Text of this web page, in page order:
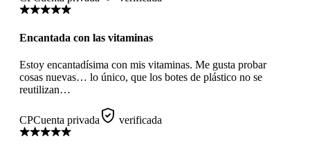
Encantada con las vitaminas
Estoy encantadísima con mis vitaminas. Me gusta probar
cosas nuevas… lo único, que los botes de plástico no se
reutilizan…
CPCuenta privada verificada